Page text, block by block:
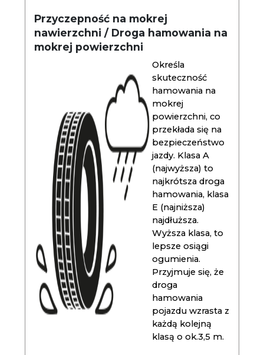
Przyczepność na mokrej
nawierzchni / Droga hamowania na
mokrej powierzchni
Określa
skuteczność
hamowania na
mokrej
powierzchni, co
przekłada się na
bezpieczeństwo
jazdy. Klasa A
(najwyższa) to
najkrótsza droga
hamowania, klasa
E (najniższa)
najdłuższa.
Wyższa klasa, to
lepsze osiągi
ogumienia.
Przyjmuje się, że
droga
hamowania
pojazdu wzrasta z
każdą kolejną
klasą o ok.3,5 m.